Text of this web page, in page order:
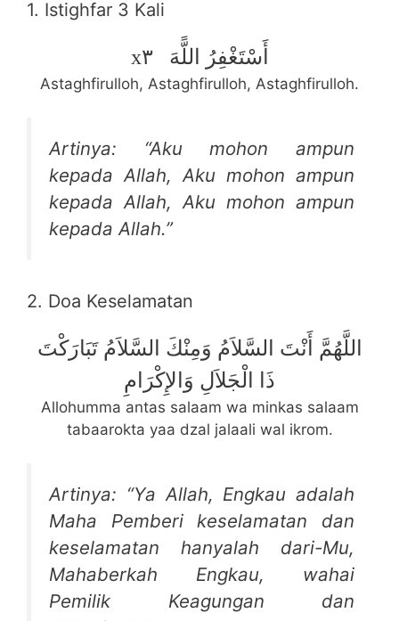
1. Istighfar 3 Kali
xأَسْتَغْفِرُ اللًّهَ ٣
Astaghfirulloh, Astaghfirulloh, Astaghfirulloh.
Artinya: “Aku mohon ampun
kepada Allah, Aku mohon ampun
kepada Allah, Aku mohon ampun
kepada Allah.”
2. Doa Keselamatan
اللَّهُمَّ أَنْتَ السَّلاَمُ وَمِنْكَ السَّلاَمُ تَبَارَكْتَ
ذَا الْجَلاَلِ وَالإِكْرَامِ
Allohumma antas salaam wa minkas salaam
tabaarokta yaa dzal jalaali wal ikrom.
Artinya: “Ya Allah, Engkau adalah
Maha Pemberi keselamatan dan
keselamatan hanyalah dari-Mu,
Mahaberkah Engkau, wahai
Pemilik Keagungan dan